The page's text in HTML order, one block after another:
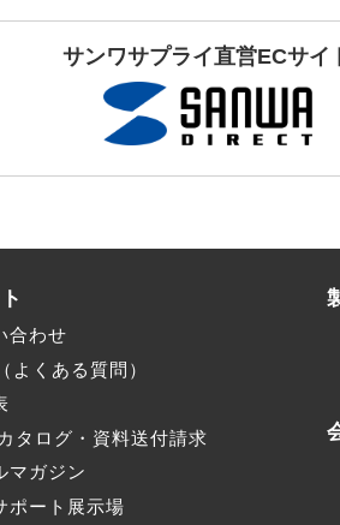
サンワサプライ直営ECサイ
合わせ
よくある質問）
タログ・資料送付請求
マガジン
ポート展示場